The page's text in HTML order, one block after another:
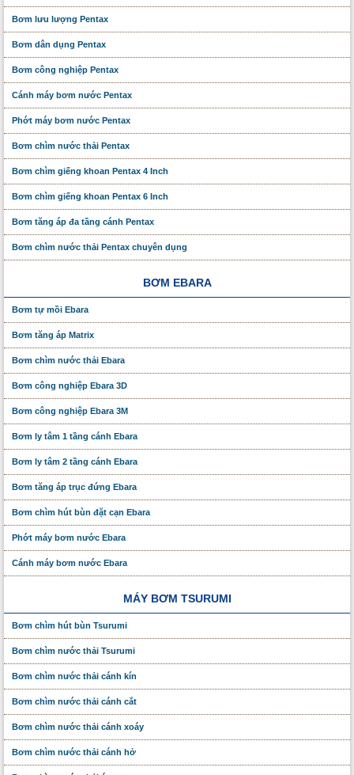
Bơm lưu lượng Pentax
Bơm dân dụng Pentax
Bơm công nghiệp Pentax
Cánh máy bơm nước Pentax
Phớt máy bơm nước Pentax
Bơm chìm nước thải Pentax
Bơm chìm giếng khoan Pentax 4 Inch
Bơm chìm giếng khoan Pentax 6 Inch
Bơm tăng áp đa tầng cánh Pentax
Bơm chìm nước thải Pentax chuyên dụng
BƠM EBARA
Bơm tự mồi Ebara
Bơm tăng áp Matrix
Bơm chìm nước thải Ebara
Bơm công nghiệp Ebara 3D
Bơm công nghiệp Ebara 3M
Bơm ly tâm 1 tầng cánh Ebara
Bơm ly tâm 2 tầng cánh Ebara
Bơm tăng áp trục đứng Ebara
Bơm chìm hút bùn đặt cạn Ebara
Phớt máy bơm nước Ebara
Cánh máy bơm nước Ebara
MÁY BƠM TSURUMI
Bơm chìm hút bùn Tsurumi
Bơm chìm nước thải Tsurumi
Bơm chìm nước thải cánh kín
Bơm chìm nước thải cánh cắt
Bơm chìm nước thải cánh xoáy
Bơm chìm nước thải cánh hở